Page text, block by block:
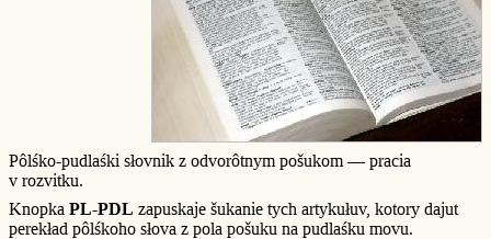
Pôlśko-pudlaśki słovnik z odvorôtnym pošukom — pracia
v rozvitku.
Knopka PL-PDL zapuskaje šukanie tych artykułuv, kotory dajut
perekład pôlśkoho słova z pola pošuku na pudlaśku movu.